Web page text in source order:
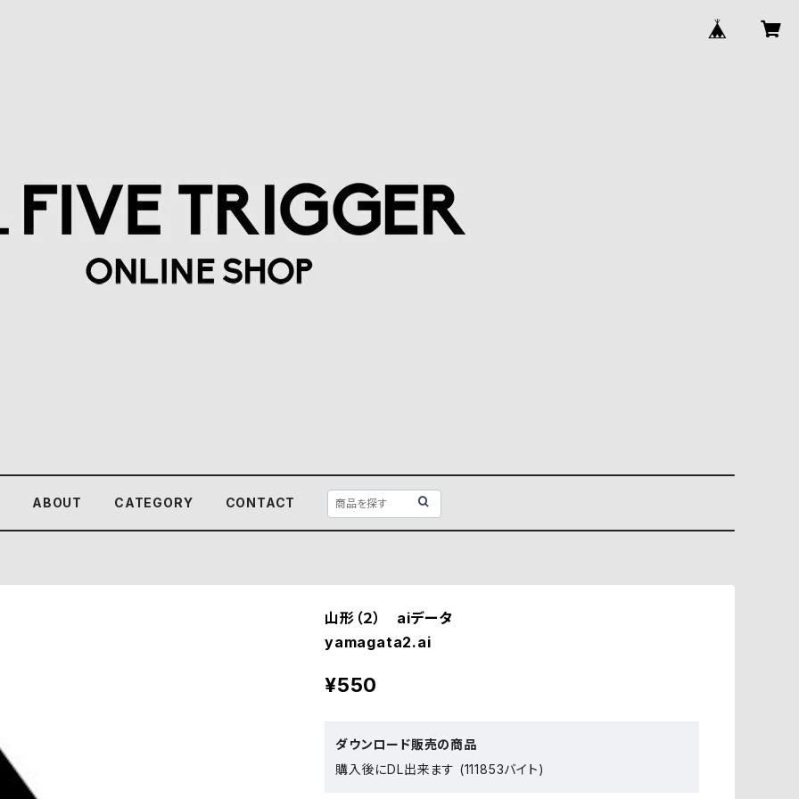
ABOUT CATEGORY CONTACT
山形（２） aiデータ
yamagata2.ai
¥550
ダウンロード販売の商品
購入後にDL出来ます (111853バイト)